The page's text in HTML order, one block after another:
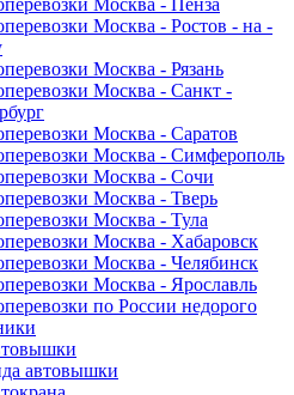
Москва - Пенза
Москва - Ростов - на -
Москва - Рязань
Москва - Санкт -
Москва - Саратов
Москва - Симферополь
Москва - Сочи
Москва - Тверь
Москва - Тула
Москва - Хабаровск
Москва - Челябинск
Москва - Ярославль
по России недорого
автовышки